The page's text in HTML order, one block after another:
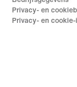
Privacy- en
Privacy- en